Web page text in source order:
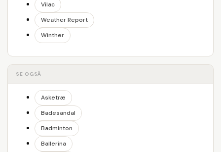
Vilac
Weather Report
Winther
SE OGSÅ
Asketræ
Badesandal
Badminton
Ballerina